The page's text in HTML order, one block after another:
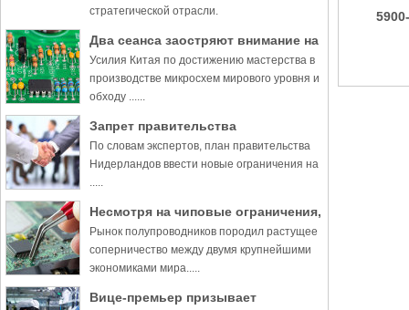
стратегической отрасли.
Два сеанса заостряют внимание на
полупроводниках
Усилия Китая по достижению мастерства в
производстве микросхем мирового уровня и
обходу ......
Запрет правительства
Нидерландов может «серьезно»
подорвать мировой рынок чипов
По словам экспертов, план правительства
Нидерландов ввести новые ограничения на
.....
Несмотря на чиповые ограничения,
нация будет прогрессировать
Рынок полупроводников породил растущее
соперничество между двумя крупнейшими
экономиками мира.....
Вице-премьер призывает